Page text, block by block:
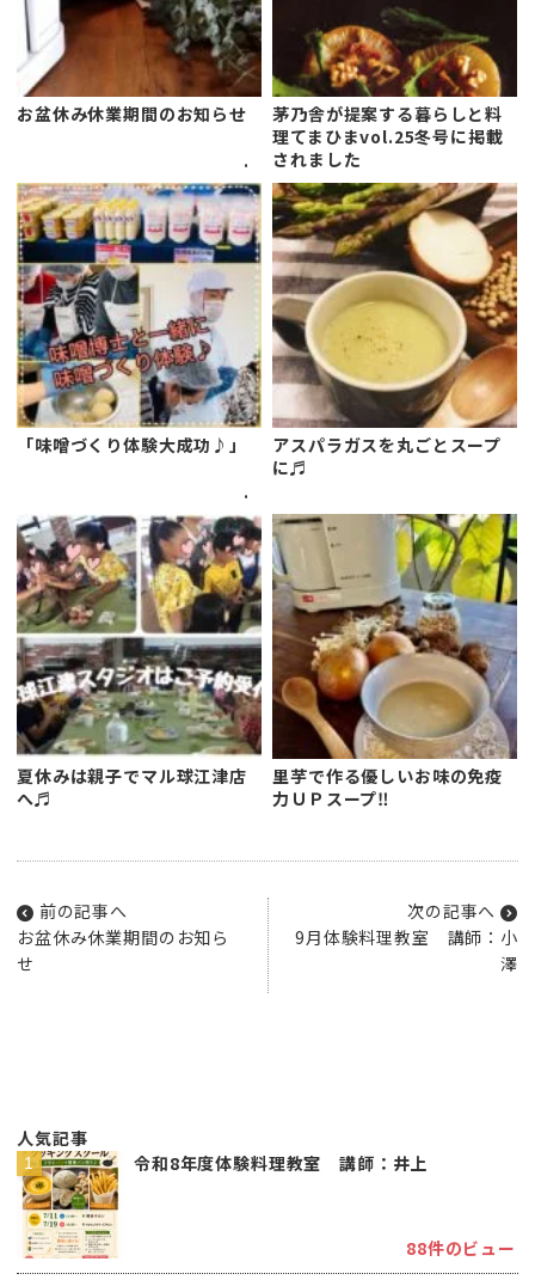
お盆休み休業期間のお知らせ
茅乃舎が提案する暮らしと料
理てまひまvol.25冬号に掲載
されました
「味噌づくり体験大成功♪」
アスパラガスを丸ごとスープ
に♬
夏休みは親子でマル球江津店
へ♬
里芋で作る優しいお味の免疫
力ＵＰスープ‼
前の記事へ
お盆休み休業期間のお知ら
せ
次の記事へ
9月体験料理教室 講師：小
澤
人気記事
令和8年度体験料理教室 講師：井上
88件のビュー